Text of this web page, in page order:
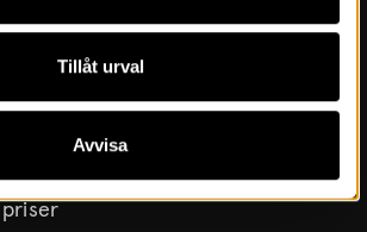
Tillåt urval
Avvisa